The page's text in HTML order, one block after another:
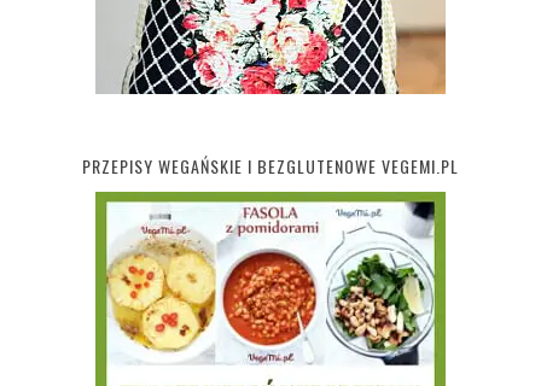
PRZEPISY WEGAŃSKIE I BEZGLUTENOWE VEGEMI.PL